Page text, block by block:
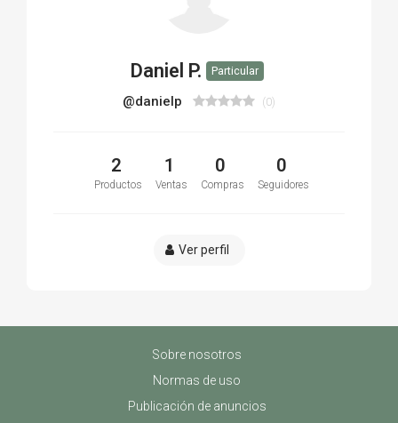
Daniel P. Particular
@danielp (0)
2
Productos
1
Ventas
0
Compras
0
Seguidores
Ver perfil
Sobre nosotros
Normas de uso
Publicación de anuncios